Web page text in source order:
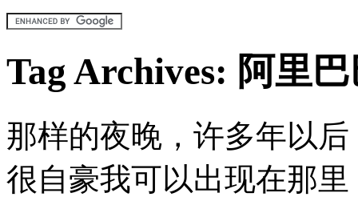
Tag Archives: 阿里
那样的夜晚，许多年以
很自豪我可以出现在那